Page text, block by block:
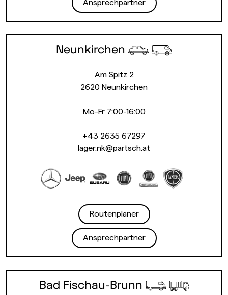
Ansprechpartner
Neunkirchen
Am Spitz 2
2620 Neunkirchen
Mo-Fr 7:00-16:00
+43 2635 67297
lager.nk@partsch.at
Routenplaner
Ansprechpartner
Bad Fischau-Brunn